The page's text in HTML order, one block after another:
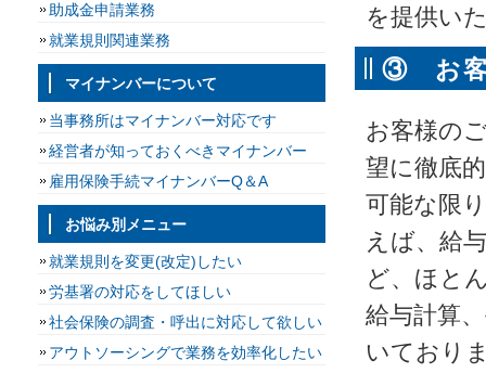
を提供い
③ お客
お客様の
望に徹底
可能な限
えば、給
ど、ほと
給与計算
いており
助成金申請業務
就業規則関連業務
マイナンバーについて
当事務所はマイナンバー対応です
経営者が知っておくべきマイナンバー
雇用保険手続マイナンバーQ＆A
お悩み別メニュー
就業規則を変更(改定)したい
労基署の対応をしてほしい
社会保険の調査・呼出に対応して欲しい
アウトソーシングで業務を効率化したい